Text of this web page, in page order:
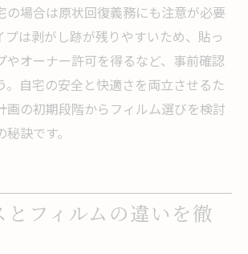
の場合は原状回復義務にも注意が必要
プは剥がし跡が残りやすいため、貼っ
やオーナー許可を得るなど、事前確認
。自宅の安全と快適さを両立させるた
画の初期段階からフィルム選びを検討
訣です。
とフィルムの違いを徹